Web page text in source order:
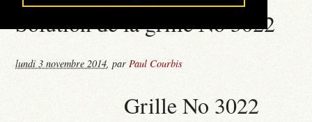
Solution de la grille No 3022
lundi 3 novembre 2014,parPaul Courbis
Grille No 3022